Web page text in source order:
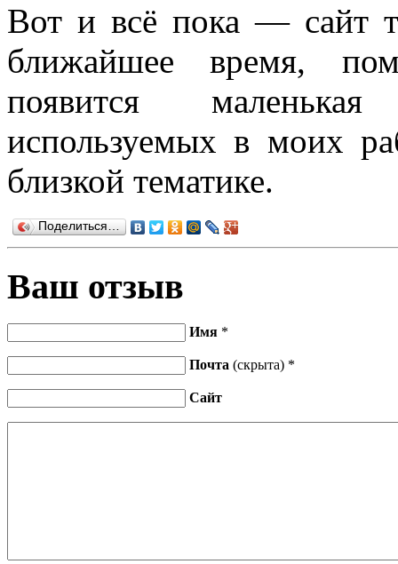
Вот и всё пока — сайт
ближайшее время,
появится
используемых в моих
близкой тематике.
Поделиться…
Ваш отзыв
Имя *
Почта (скрыта) *
Сайт